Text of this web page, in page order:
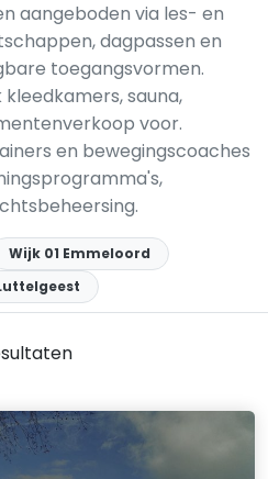
aangeboden via les- en
dagpassen en
toegangsvormen.
sauna,
voor.
en bewegingscoaches
Wijk 01 Emmeloord